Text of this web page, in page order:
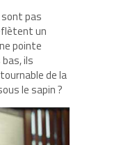
pas
un
pointe
ils
de la
le sapin ?